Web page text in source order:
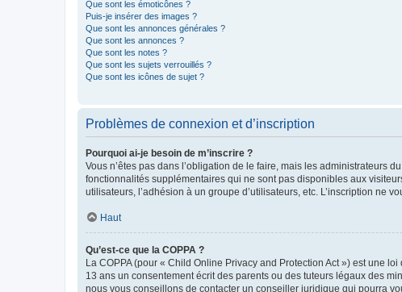
Que sont les émoticônes ?
Puis-je insérer des images ?
Que sont les annonces générales ?
Que sont les annonces ?
Que sont les notes ?
Que sont les sujets verrouillés ?
Que sont les icônes de sujet ?
Problèmes de connexion et d’inscription
Pourquoi ai-je besoin de m’inscrire ?
Vous n’êtes pas dans l’obligation de le faire, mais les administrateurs
fonctionnalités supplémentaires qui ne sont pas disponibles aux
utilisateurs, l’adhésion à un groupe d’utilisateurs, etc. L’inscription ne
Haut
Qu’est-ce que la COPPA ?
La COPPA (pour « Child Online Privacy and Protection Act ») est une
13 ans un consentement écrit des parents ou des tuteurs légaux des
nous vous conseillons de contacter un conseiller juridique qui pourra